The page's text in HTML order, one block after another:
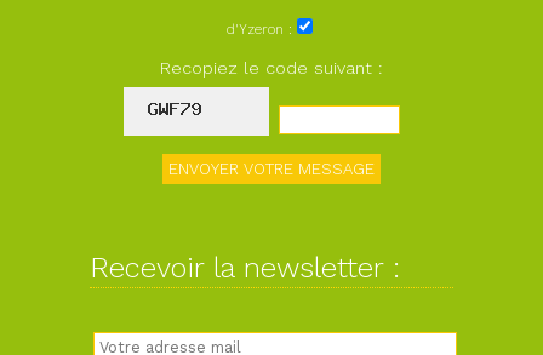
d'Yzeron :
Recopiez le code suivant :
Recevoir la newsletter :